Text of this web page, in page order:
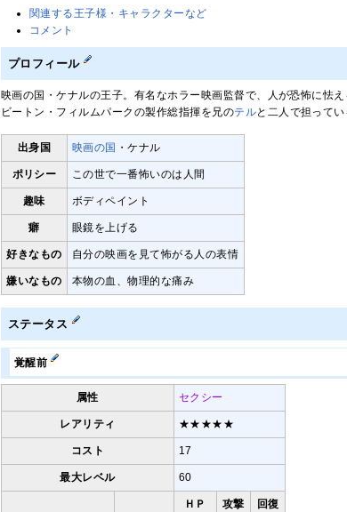
関連する王子様・キャラクターなど
コメント
プロフィール
映画の国・ケナルの王子。有名なホラー映画監督で、人が恐怖に怯え
ビートン・フィルムパークの製作総指揮を兄のテルと二人で担ってい
出身国 映画の国 ・ケナル
ポリシー この世で一番怖いのは人間
趣味 ボディペイント
癖 眼鏡を上げる
好きなもの 自分の映画を見て怖がる人の表情
嫌いなもの 本物の血、物理的な痛み
ステータス
覚醒前
属性 セクシー
レアリティ ★★★★★
コスト 17
最大レベル 60
ＨＰ 攻撃 回復